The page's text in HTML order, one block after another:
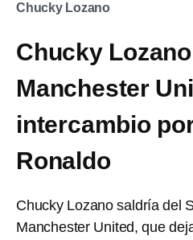
Chucky Lozano
Chucky
Manchester
intercambio
Ronaldo
Chucky Lozano saldría del
Manchester United, que